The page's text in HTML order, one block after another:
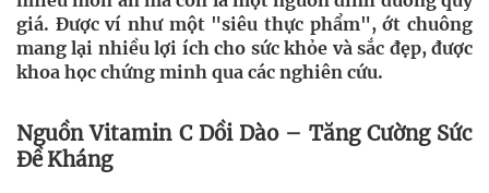
giá. Được ví như một "siêu thực phẩm", ớt chuông
mang lại nhiều lợi ích cho sức khỏe và sắc đẹp, được
khoa học chứng minh qua các nghiên cứu.
Nguồn Vitamin C Dồi Dào – Tăng Cường Sức
Đề Kháng